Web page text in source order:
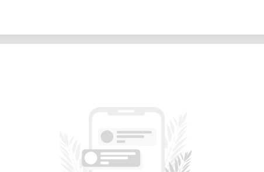
toutes les matières naturelles ne
notamment :
compatibles est disponible dans le